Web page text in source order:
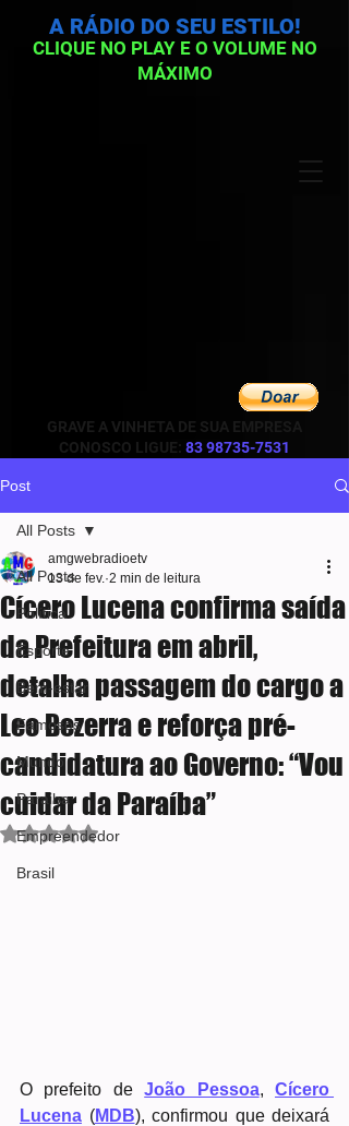
GRAVE A VINHETA DE SUA EMPRESA
CONOSCO LIGUE: 83 98735-7531
CLIQUE NO PLAY E O VOLUME NO
MÁXIMO
A RÁDIO DO SEU ESTILO!
Post
All Posts
Política
Esporte
Bem-estar
Famosos
Mundo
Paraiba
Empreendedor
Brasil
All Posts
Cícero Lucena confirma saída
da Prefeitura em abril,
detalha passagem do cargo a
Leo Bezerra e reforça pré-
candidatura ao Governo: “Vou
cuidar da Paraíba”
amgwebradioetv
13 de fev. 2 min de leitura
Avaliado com NaN de 5 estrelas.
O prefeito de João Pessoa, Cícero
Lucena (MDB), confirmou que deixará